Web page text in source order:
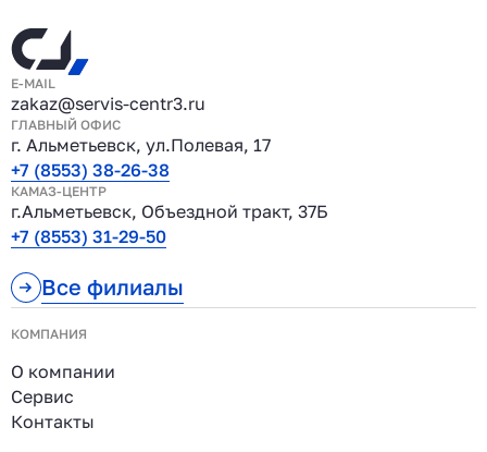
E-MAIL
zakaz@servis-centr3.ru
ГЛАВНЫЙ ОФИС
г. Альметьевск, ул.Полевая, 17
+7 (8553) 38-26-38
КАМАЗ-ЦЕНТР
г.Альметьевск, Объездной тракт, 37Б
+7 (8553) 31-29-50
Все филиалы
КОМПАНИЯ
О компании
Сервис
Контакты